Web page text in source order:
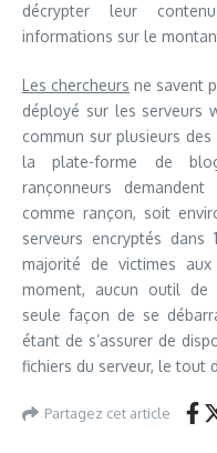
décrypter leur
informations sur le
Les chercheurs ne savent
déployé sur les serveurs
commun sur plusieurs
la plate-forme de
rançonneurs
comme rançon, soit
serveurs encryptés dans
majorité de victimes
moment, aucun outil de
seule façon de se
étant de s’assurer de
fichiers du serveur, le tout
Partagez cet article